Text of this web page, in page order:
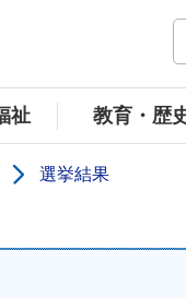
白河市公式ホーム
祉 教育・歴
選挙結果